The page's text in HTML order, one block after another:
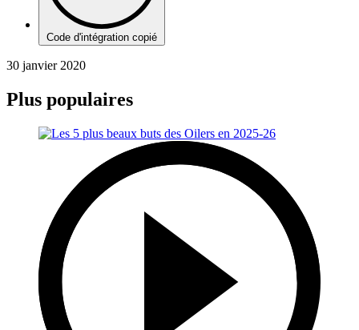
Code d'intégration copié
30 janvier 2020
Plus populaires